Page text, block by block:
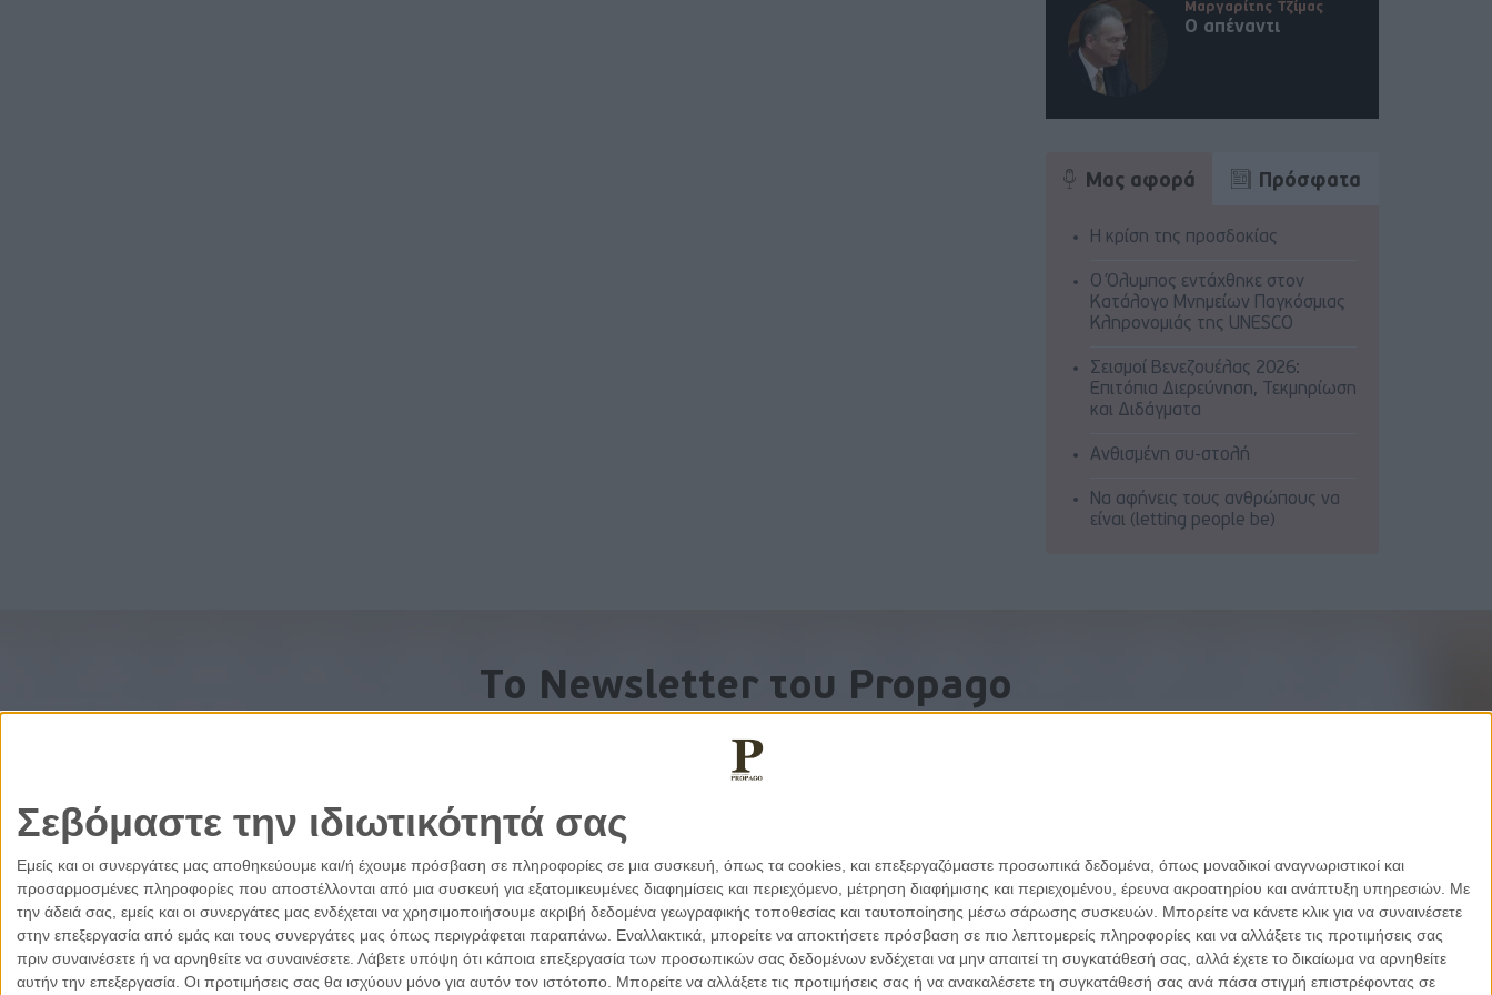
Σεβόμαστε την ιδιωτικότητά σας
Εμείς και οι συνεργάτες μας αποθηκεύουμε και/ή έχουμε πρόσβαση σε πληροφορίες σε μια συσκευή, όπως τα cookies, και επεξεργαζόμαστε προσωπικά δεδομένα, όπως μοναδικοί αναγνωριστικοί και
προσαρμοσμένες πληροφορίες που αποστέλλονται από μια συσκευή για εξατομικευμένες διαφημίσεις και περιεχόμενο, μέτρηση διαφήμισης και περιεχομένου, έρευνα ακροατηρίου και ανάπτυξη υπηρεσιών. Με
την άδειά σας, εμείς και οι συνεργάτες μας ενδέχεται να χρησιμοποιήσουμε ακριβή δεδομένα γεωγραφικής τοποθεσίας και ταυτοποίησης μέσω σάρωσης συσκευών. Μπορείτε να κάνετε κλικ για να συναινέσετε
στην επεξεργασία από εμάς και τους συνεργάτες μας όπως περιγράφεται παραπάνω. Εναλλακτικά, μπορείτε να αποκτήσετε πρόσβαση σε πιο λεπτομερείς πληροφορίες και να αλλάξετε τις προτιμήσεις σας
πριν συναινέσετε ή να αρνηθείτε να συναινέσετε. Λάβετε υπόψη ότι κάποια επεξεργασία των προσωπικών σας δεδομένων ενδέχεται να μην απαιτεί τη συγκατάθεσή σας, αλλά έχετε το δικαίωμα να αρνηθείτε
αυτήν την επεξεργασία. Οι προτιμήσεις σας θα ισχύουν μόνο για αυτόν τον ιστότοπο. Μπορείτε να αλλάξετε τις προτιμήσεις σας ή να ανακαλέσετε τη συγκατάθεσή σας ανά πάσα στιγμή επιστρέφοντας σε
Μαργαρίτης Τζίμας
Ο απέναντι
Μας αφορά Πρόσφατα
Η κρίση της προσδοκίας
Ο Όλυμπος εντάχθηκε στον
Κατάλογο Μνημείων Παγκόσμιας
Κληρονομιάς της UNESCO
Σεισμοί Βενεζουέλας 2026:
Επιτόπια Διερεύνηση, Τεκμηρίωση
και Διδάγματα
Ανθισμένη συ-στολή
Να αφήνεις τους ανθρώπους να
είναι (letting people be)
To Newsletter του Propago
Λάβετε την ανάλυση της ημέρας στο email σας
Ελλάδα Κύπρος Δικαιοσύνη Πολιτισμός Παρεμβάσεις Designed by Porcupine Colors-Developed by Joinweb